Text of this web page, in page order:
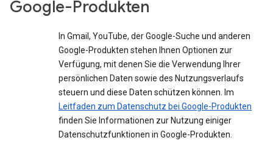
Google-Produkten
In Gmail, YouTube, der Google-Suche und anderen
Google-Produkten stehen Ihnen Optionen zur
Verfügung, mit denen Sie die Verwendung Ihrer
persönlichen Daten sowie des Nutzungsverlaufs
steuern und diese Daten schützen können. Im
Leitfaden zum Datenschutz bei Google-Produkten
finden Sie Informationen zur Nutzung einiger
Datenschutzfunktionen in Google-Produkten.